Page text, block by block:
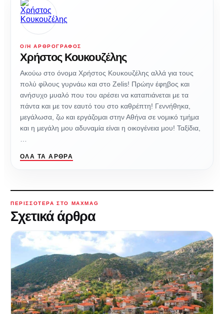
Ο/Η ΑΡΘΡΟΓΡΆΦΟΣ
Χρήστος Κουκουζέλης
Ακούω στο όνομα Χρήστος Κουκουζέλης αλλά για τους
πολύ φίλους γυρνάω και στο Zelis! Πρώην έφηβος και
ανήσυχο μυαλό που του αρέσει να καταπιάνεται με τα
πάντα και με τον εαυτό του στο καθρέπτη! Γεννήθηκα,
μεγάλωσα, ζω και εργάζομαι στην Αθήνα σε νομικό τμήμα
και η μεγάλη μου αδυναμία είναι η οικογένεια μου! Ταξίδια,
…
ΌΛΑ ΤΑ ΆΡΘΡΑ
ΠΕΡΙΣΣΌΤΕΡΑ ΣΤΟ MAXMAG
Σχετικά άρθρα